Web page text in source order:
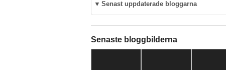
▼ Senast uppdaterade bloggarna
Senaste bloggbilderna